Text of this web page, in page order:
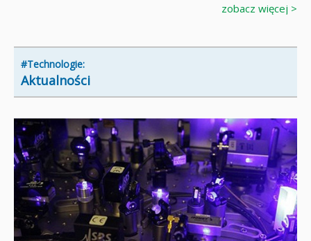
zobacz więcej >
#Technologie:
Aktualności